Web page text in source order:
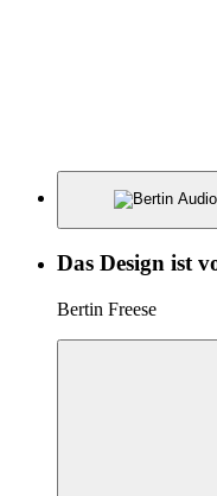
Das Design ist
Bertin Freese